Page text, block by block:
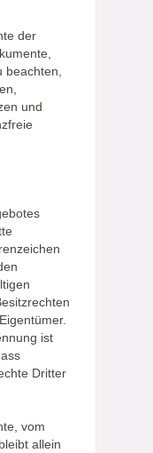
der
beachten,
und
ist
Dritter
vom
allein